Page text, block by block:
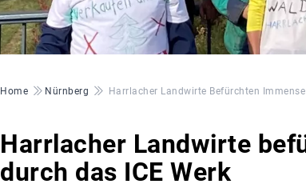
Pfadnavigation
Home Nürnberg Harrlacher Landwirte Befürchten
Harrlacher Landwirte
durch das ICE Werk